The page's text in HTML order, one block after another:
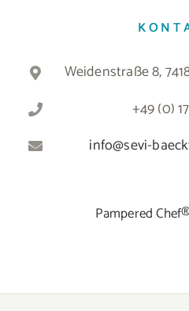
Weidenstraße 8,
+49 (0)
info@sevi-
Pampered